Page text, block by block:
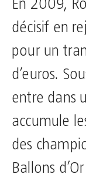
En 2009,
décisif en
pour un
d’euros.
entre dans
accumule
des
Ballons